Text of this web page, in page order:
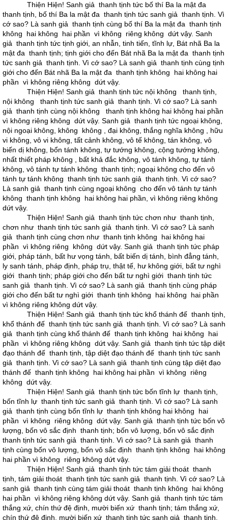
Thiện Hiện! Sanh giả thanh tịnh tức bố thí Ba la mật đa
thanh tịnh, bố thí Ba la mật đa thanh tịnh tức sanh giả thanh tịnh. Vì
cớ sao? Là sanh giả thanh tịnh cùng bố thí Ba la mật đa thanh tịnh
không hai không hai phần vì không riêng không dứt vậy. Sanh
giả thanh tịnh tức tịnh giới, an nhẫn, tinh tiến, tĩnh lự, Bát nhã Ba la
mật đa thanh tịnh; tịnh giới cho đến Bát nhã Ba la mật đa thanh tịnh
tức sanh giả thanh tịnh. Vì cớ sao? Là sanh giả thanh tịnh cùng tịnh
giới cho đến Bát nhã Ba la mật đa thanh tịnh không hai không hai
phần vì không riêng không dứt vậy.
Thiện Hiện! Sanh giả thanh tịnh tức nội không thanh tịnh,
nội không thanh tịnh tức sanh giả thanh tịnh. Vì cớ sao? Là sanh
giả thanh tịnh cùng nội không thanh tịnh không hai không hai phần
vì không riêng không dứt vậy. Sanh giả thanh tịnh tức ngoại không,
nội ngoại không, không không , đại không, thắng nghĩa không , hữu
vi không, vô vi không, tất cảnh không, vô tế không, tán không, vô
biến dị không, bổn tánh không, tự tướng không, cộng tướng không,
nhất thiết pháp không , bất khả đắc không, vô tánh không, tự tánh
không, vô tánh tự tánh không thanh tịnh; ngoại không cho đến vô
tánh tự tánh không thanh tịnh tức sanh giả thanh tịnh. Vì cớ sao?
Là sanh giả thanh tịnh cùng ngoại không cho đến vô tánh tự tánh
không thanh tịnh không hai không hai phần, vì không riêng không
dứt vậy.
Thiện Hiện! Sanh giả thanh tịnh tức chơn như thanh tịnh,
chơn như thanh tịnh tức sanh giả thanh tịnh. Vì cớ sao? Là sanh
giả thanh tịnh cùng chơn như thanh tịnh không hai không hai
phần vì không riêng không dứt vậy. Sanh giả thanh tịnh tức pháp
giới, pháp tánh, bất hư vọng tánh, bất biến dị tánh, bình đẳng tánh,
ly sanh tánh, pháp định, pháp trụ, thật tế, hư không giới, bất tư nghì
giới thanh tịnh; pháp giới cho đến bất tư nghì giới thanh tịnh tức
sanh giả thanh tịnh. Vì cớ sao? Là sanh giả thanh tịnh cùng pháp
giới cho đến bất tư nghì giới thanh tịnh không hai không hai phần
vì không riêng không dứt vậy.
Thiện Hiện! Sanh giả thanh tịnh tức khổ thánh đế thanh tịnh,
khổ thánh đế thanh tịnh tức sanh giả thanh tịnh. Vì cớ sao? Là sanh
giả thanh tịnh cùng khổ thánh đế thanh tịnh không hai không hai
phần vì không riêng không dứt vậy. Sanh giả thanh tịnh tức tập diệt
đạo thánh đế thanh tịnh, tập diệt đạo thánh đế thanh tịnh tức sanh
giả thanh tịnh. Vì cớ sao? Là sanh giả thanh tịnh cùng tập diệt đạo
thánh đế thanh tịnh không hai không hai phần vì không riêng
không dứt vậy.
Thiện Hiện! Sanh giả thanh tịnh tức bốn tĩnh lự thanh tịnh,
bốn tĩnh lự thanh tịnh tức sanh giả thanh tịnh. Vì cớ sao? Là sanh
giả thanh tịnh cùng bốn tĩnh lự thanh tịnh không hai không hai
phần vì không riêng không dứt vậy. Sanh giả thanh tịnh tức bốn vô
lượng, bốn vô sắc định thanh tịnh; bốn vô lượng, bốn vô sắc định
thanh tịnh tức sanh giả thanh tịnh. Vì cớ sao? Là sanh giả thanh
tịnh cùng bốn vô lượng, bốn vô sắc định thanh tịnh không hai không
hai phần vì không riêng không dứt vậy.
Thiện Hiện! Sanh giả thanh tịnh tức tám giải thoát thanh
tịnh, tám giải thoát thanh tịnh tức sanh giả thanh tịnh. Vì cớ sao? Là
sanh giả thanh tịnh cùng tám giải thoát thanh tịnh không hai không
hai phần vì không riêng không dứt vậy. Sanh giả thanh tịnh tức tám
thắng xứ, chín thứ đệ định, mười biến xứ thanh tịnh; tám thắng xứ,
chín thứ đệ định, mười biến xứ thanh tịnh tức sanh giả thanh tịnh.